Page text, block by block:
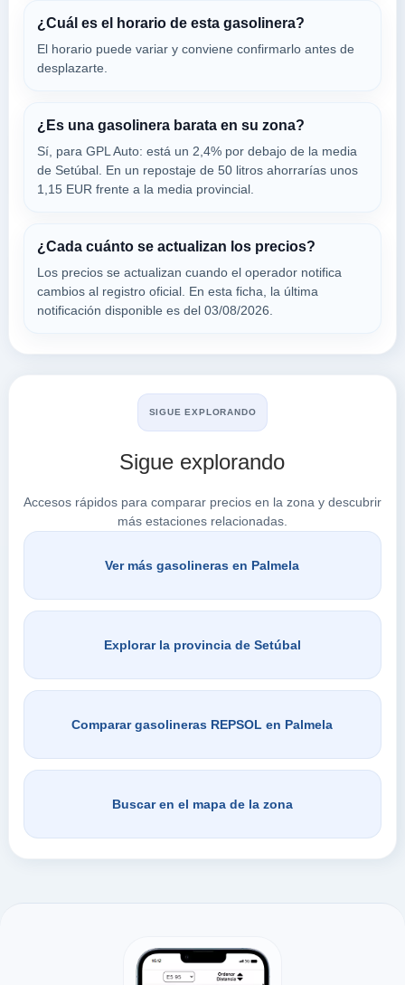
,
2950-439
VER PRECIOS
a 3.57 Km
Estrada Nacional 10 Rio Figueira Setubal
SETÚBAL,
2950-439
VER PRECIOS
E.S. SETUBAL
a 3.57 Km
En 10
RIO FIGUEIRA,
VER PRECIOS
Buscar en Palmela
¿Cuál es el horario de esta gasolinera?
El horario puede variar y conviene confirmarlo antes de
desplazarte.
¿Es una gasolinera barata en su zona?
Sí, para GPL Auto: está un 2,4% por debajo de la media
de Setúbal. En un repostaje de 50 litros ahorrarías unos
1,15 EUR frente a la media provincial.
¿Cada cuánto se actualizan los precios?
Los precios se actualizan cuando el operador notifica
cambios al registro oficial. En esta ficha, la última
notificación disponible es del 03/08/2026.
SIGUE EXPLORANDO
Sigue explorando
Accesos rápidos para comparar precios en la zona y descubrir
más estaciones relacionadas.
Ver más gasolineras en Palmela
Explorar la provincia de Setúbal
Comparar gasolineras REPSOL en Palmela
Buscar en el mapa de la zona